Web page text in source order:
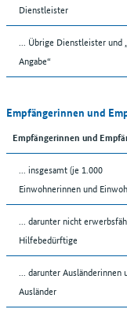
Dienstleister
... Übrige Dienstleister und
Angabe“
Empfängerinnen und
Empfängerinnen und
... insgesamt (je 1.000
Einwohnerinnen und
... darunter nicht
Hilfebedürftige
... darunter Ausländerinnen
Ausländer